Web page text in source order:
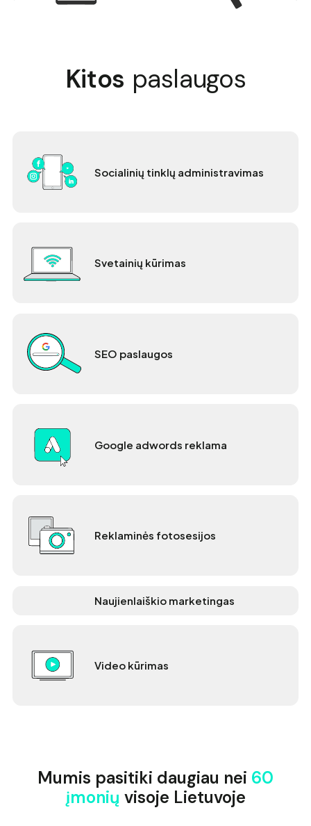
Kitos paslaugos
Socialinių tinklų administravimas
Svetainių kūrimas
SEO paslaugos
Google adwords reklama
Reklaminės fotosesijos
Naujienlaiškio marketingas
Video kūrimas
Mumis pasitiki daugiau nei 60
įmonių visoje Lietuvoje